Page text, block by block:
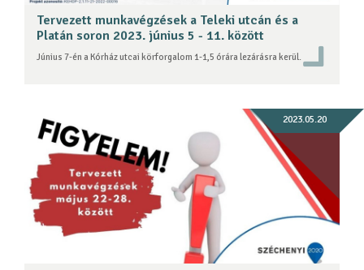
Tervezett munkavégzések a Teleki utcán és a
Platán soron 2023. június 5 - 11. között
Június 7-én a Kórház utcai körforgalom 1-1,5 órára lezárásra kerül.
2023.05.20